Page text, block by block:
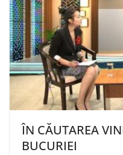
ÎN CĂUTAREA
BUCURIEI